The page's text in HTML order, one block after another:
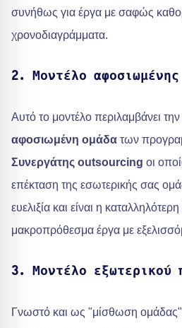
συνήθως για έργα με σαφώς
χρονοδιαγράμματα.
2. Μοντέλο
Αυτό το μοντέλο περιλαμβάνει
αφοσιωμένη ομάδα των
Συνεργάτης outsourcing οι
επέκταση της εσωτερικής σας
ευελιξία και είναι η
μακροπρόθεσμα έργα με
3. Μοντέλο εξωτερικού
Γνωστό και ως "μίσθωση ομάδας",